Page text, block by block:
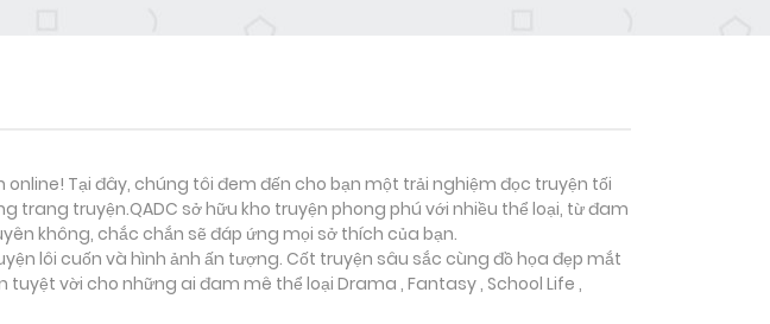
Tại đây, chúng tôi đem đến cho bạn một trải nghiệm đọc truyện tối
truyện.QADC sở hữu kho truyện phong phú với nhiều thể loại, từ đam
không, chắc chắn sẽ đáp ứng mọi sở thích của bạn.
lôi cuốn và hình ảnh ấn tượng. Cốt truyện sâu sắc cùng đồ họa đẹp mắt
tuyệt vời cho những ai đam mê thể loại Drama , Fantasy , School Life ,